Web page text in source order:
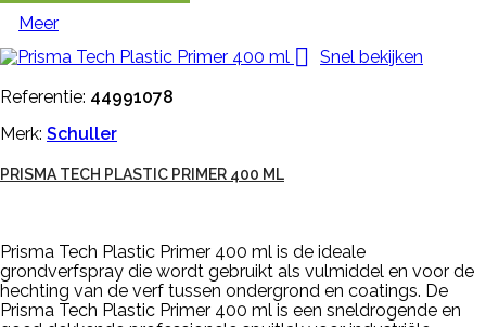
Meer

Snel bekijken
Referentie: 44991078
Merk: Schuller
PRISMA TECH PLASTIC PRIMER 400 ML
Prisma Tech Plastic Primer 400 ml is de ideale
grondverfspray die wordt gebruikt als vulmiddel en voor de
hechting van de verf tussen ondergrond en coatings. De
Prisma Tech Plastic Primer 400 ml is een sneldrogende en